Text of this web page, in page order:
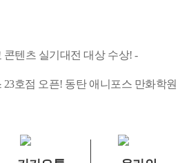
콘텐츠 실기대전 대상 수상! -
23호점 오픈! 동탄 애니포스 만화학원